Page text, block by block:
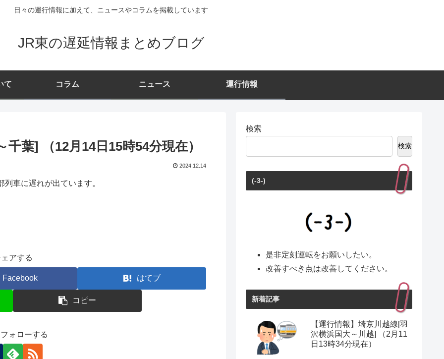
日々の運行情報に加えて、ニュースやコラムを掲載しています
JR東の遅延情報まとめブログ
て コラム ニュース 運行情報
千葉] （12月14日15時54分現在）
2024.12.14
車に遅れが出ています。
ェアする
Facebook はてブ
コピー
ォローする
検索
検索
(-3-)
是非定刻運転をお願いしたい。
改善すべき点は改善してください。
新着記事
【運行情報】埼京川越線[羽
沢横浜国大～川越] （2月11
日13時34分現在）